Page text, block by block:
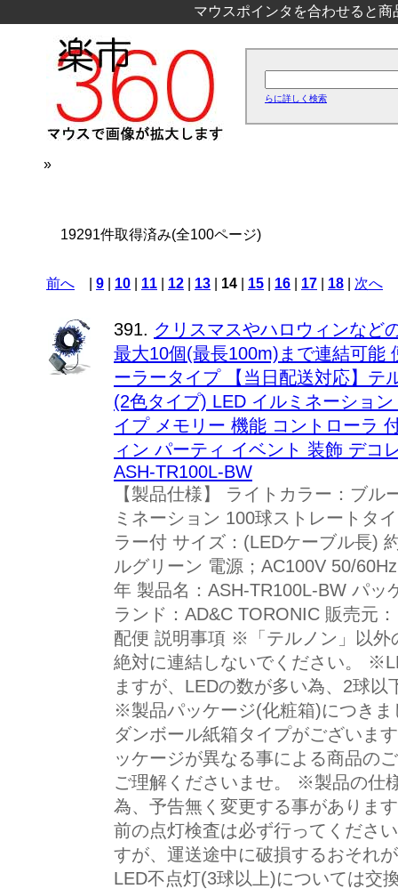
マウスポインタを合わせると
らに詳しく検索
»
19291件取得済み(全100ページ)
前へ 9 10 11 12 13 14 15 16 17 18 次へ
391. クリスマスやハロウィンなど
最大10個(最長100m)まで連結可能
ーラータイプ 【当日配送対応】テ
(2色タイプ) LED イルミネーショ
イプ メモリー 機能 コントローラ
ィン パーティ イベント 装飾 デコ
ASH-TR100L-BW
【製品仕様】 ライトカラー：ブ
ミネーション 100球ストレートタ
ラー付 サイズ：(LEDケーブル長)
ルグリーン 電源；AC100V 50/
年 製品名：ASH-TR100L-BW パッ
ランド：AD&C TORONIC 販売元
配便 説明事項 ※「テルノン」以外
絶対に連結しないでください。
ますが、LEDの数が多い為、2球
※製品パッケージ(化粧箱)につき
ダンボール紙箱タイプがございま
ッケージが異なる事による商品の
ご理解くださいませ。 ※製品の仕
為、予告無く変更する事がありま
前の点灯検査は必ず行ってくださ
すが、運送途中に破損するおそれ
LED不点灯(3球以上)については交